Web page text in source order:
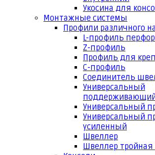
Укосина для
Монтажные системы
Профили различного
L-профиль
Z-профиль
Профиль для
С-профиль
Соединитель
Универсальный
Универсальный
Универсальный
усиленный
Швеллер
Швеллер